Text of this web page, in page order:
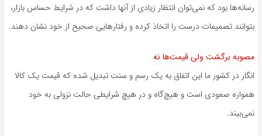
رسانه‌ها بود که نمی‌توان انتظار زیادی از آنها داشت که در شرایط حساس بازار،
بتوانند تصمیمات درست را اتخاذ کرده و رفتارهایی صحیح از خود نشان دهند.
مصوبه برگشت ولی قیمت‌ها نه
انگار در کشور ما این اتفاق به یک رسم و سنت تبدیل شده که قیمت یک کالا
همواره صعودی است و هیچ‌گاه و در هیچ شرایطی حالت نزولی به خود
نمی‌بیند.